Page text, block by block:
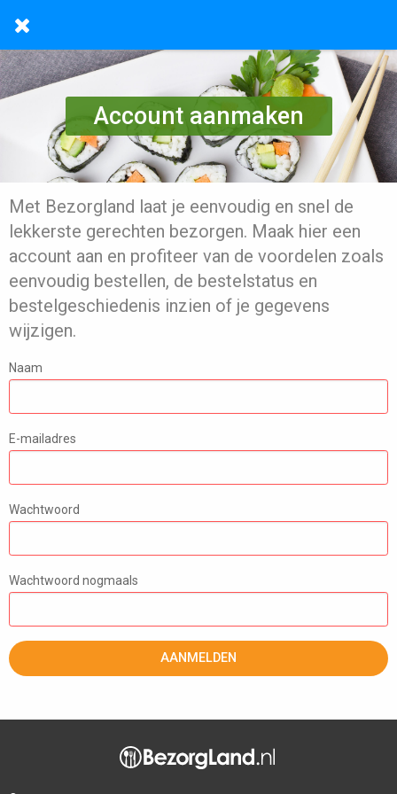
Account aanmaken
Met Bezorgland laat je eenvoudig en snel de
lekkerste gerechten bezorgen. Maak hier een
account aan en profiteer van de voordelen zoals
eenvoudig bestellen, de bestelstatus en
bestelgeschiedenis inzien of je gegevens
wijzigen.
Naam
E-mailadres
Wachtwoord
Wachtwoord nogmaals
AANMELDEN